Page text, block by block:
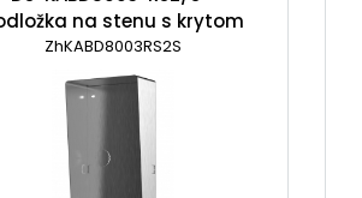
na stenu s krytom
proti dažďu (nerez)
ZhKABD8003RS2S